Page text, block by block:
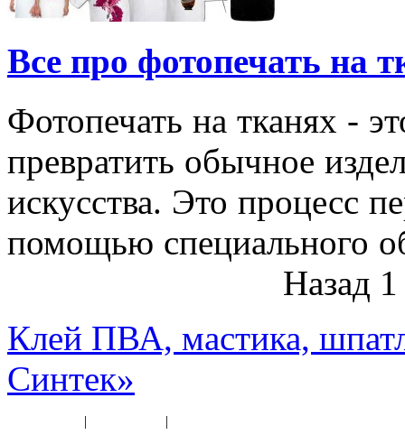
Все про фотопечать на
Фотопечать на тканях -
превратить обычное
искусства. Это процесс
помощью специального
Назад 1
Клей ПВА, мастика,
Синтек»
| |